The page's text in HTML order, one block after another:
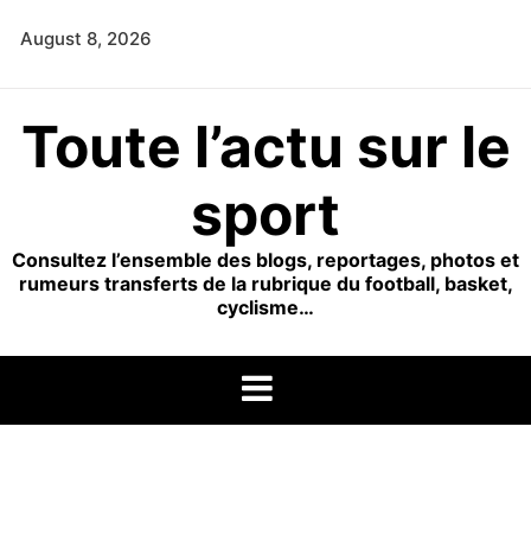
August 8, 2026
Toute l’actu sur le
sport
Consultez l’ensemble des blogs, reportages, photos et
rumeurs transferts de la rubrique du football, basket,
cyclisme…